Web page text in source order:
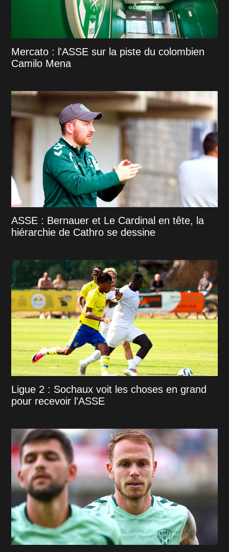
Mercato : l'ASSE sur la piste du colombien
Camilo Mena
ASSE : Bernauer et Le Cardinal en tête, la
hiérarchie de Cathro se dessine
Ligue 2 : Sochaux voit les choses en grand
pour recevoir l'ASSE